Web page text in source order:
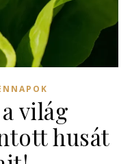
világ
husát